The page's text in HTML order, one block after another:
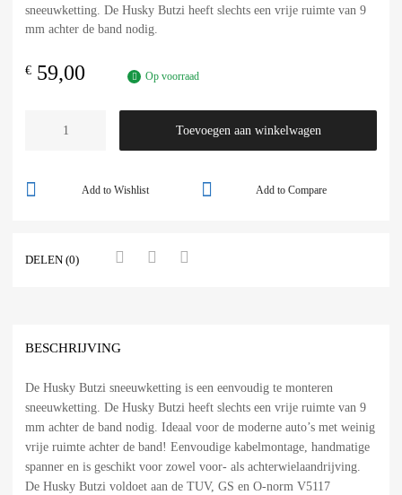
sneeuwketting. De Husky Butzi heeft slechts een vrije ruimte van 9
mm achter de band nodig.
€ 59,00 Op voorraad
Toevoegen aan winkelwagen
Add to Compare
Add to Wishlist
DELEN (0)
BESCHRIJVING
De Husky Butzi sneeuwketting is een eenvoudig te monteren
sneeuwketting. De Husky Butzi heeft slechts een vrije ruimte van 9
mm achter de band nodig. Ideaal voor de moderne auto’s met weinig
vrije ruimte achter de band! Eenvoudige kabelmontage, handmatige
spanner en is geschikt voor zowel voor- als achterwielaandrijving.
De Husky Butzi voldoet aan de TUV, GS en O-norm V5117